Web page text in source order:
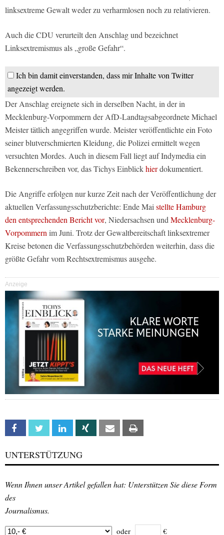
linksextreme Gewalt weder zu verharmlosen noch zu relativieren.
Auch die CDU verurteilt den Anschlag und bezeichnet
Linksextremismus als „große Gefahr“.
Ich bin damit einverstanden, dass mir Inhalte von Twitter
angezeigt werden.
Der Anschlag ereignete sich in derselben Nacht, in der in
Mecklenburg-Vorpommern der AfD-Landtagsabgeordnete Michael
Meister tätlich angegriffen wurde. Meister veröffentlichte ein Foto
seiner blutverschmierten Kleidung, die Polizei ermittelt wegen
versuchten Mordes. Auch in diesem Fall liegt auf Indymedia ein
Bekennerschreiben vor, das Tichys Einblickhierdokumentiert.
Die Angriffe erfolgen nur kurze Zeit nach der Veröffentlichung der
aktuellen Verfassungsschutzberichte: Ende Mai stellte Hamburg
den entsprechenden Bericht vor, Niedersachsen und Mecklenburg-
Vorpommern im Juni. Trotz der Gewaltbereitschaft linksextremer
Kreise betonen die Verfassungsschutzbehörden weiterhin, dass die
größte Gefahr vom Rechtsextremismus ausgehe.
Anzeige
Facebook Twitter Linkedin Xing Email
UNTERSTÜTZUNG
Wenn Ihnen unser Artikel gefallen hat: Unterstützen Sie diese Form
des
Journalismus.
oder €